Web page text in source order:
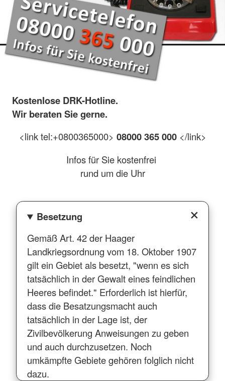
Kostenlose DRK-Hotline.
Wir beraten Sie gerne.
<link tel:+0800365000> 08000 365 000 </link>
Infos für Sie kostenfrei
rund um die Uhr
Besetzung
Gemäß Art. 42 der Haager
Landkriegsordnung vom 18. Oktober 1907
gilt ein Gebiet als besetzt, "wenn es sich
tatsächlich in der Gewalt eines feindlichen
Heeres befindet." Erforderlich ist hierfür,
dass die Besatzungsmacht auch
tatsächlich in der Lage ist, der
Zivilbevölkerung Anweisungen zu geben
und auch durchzusetzen. Noch
umkämpfte Gebiete gehören folglich nicht
dazu.